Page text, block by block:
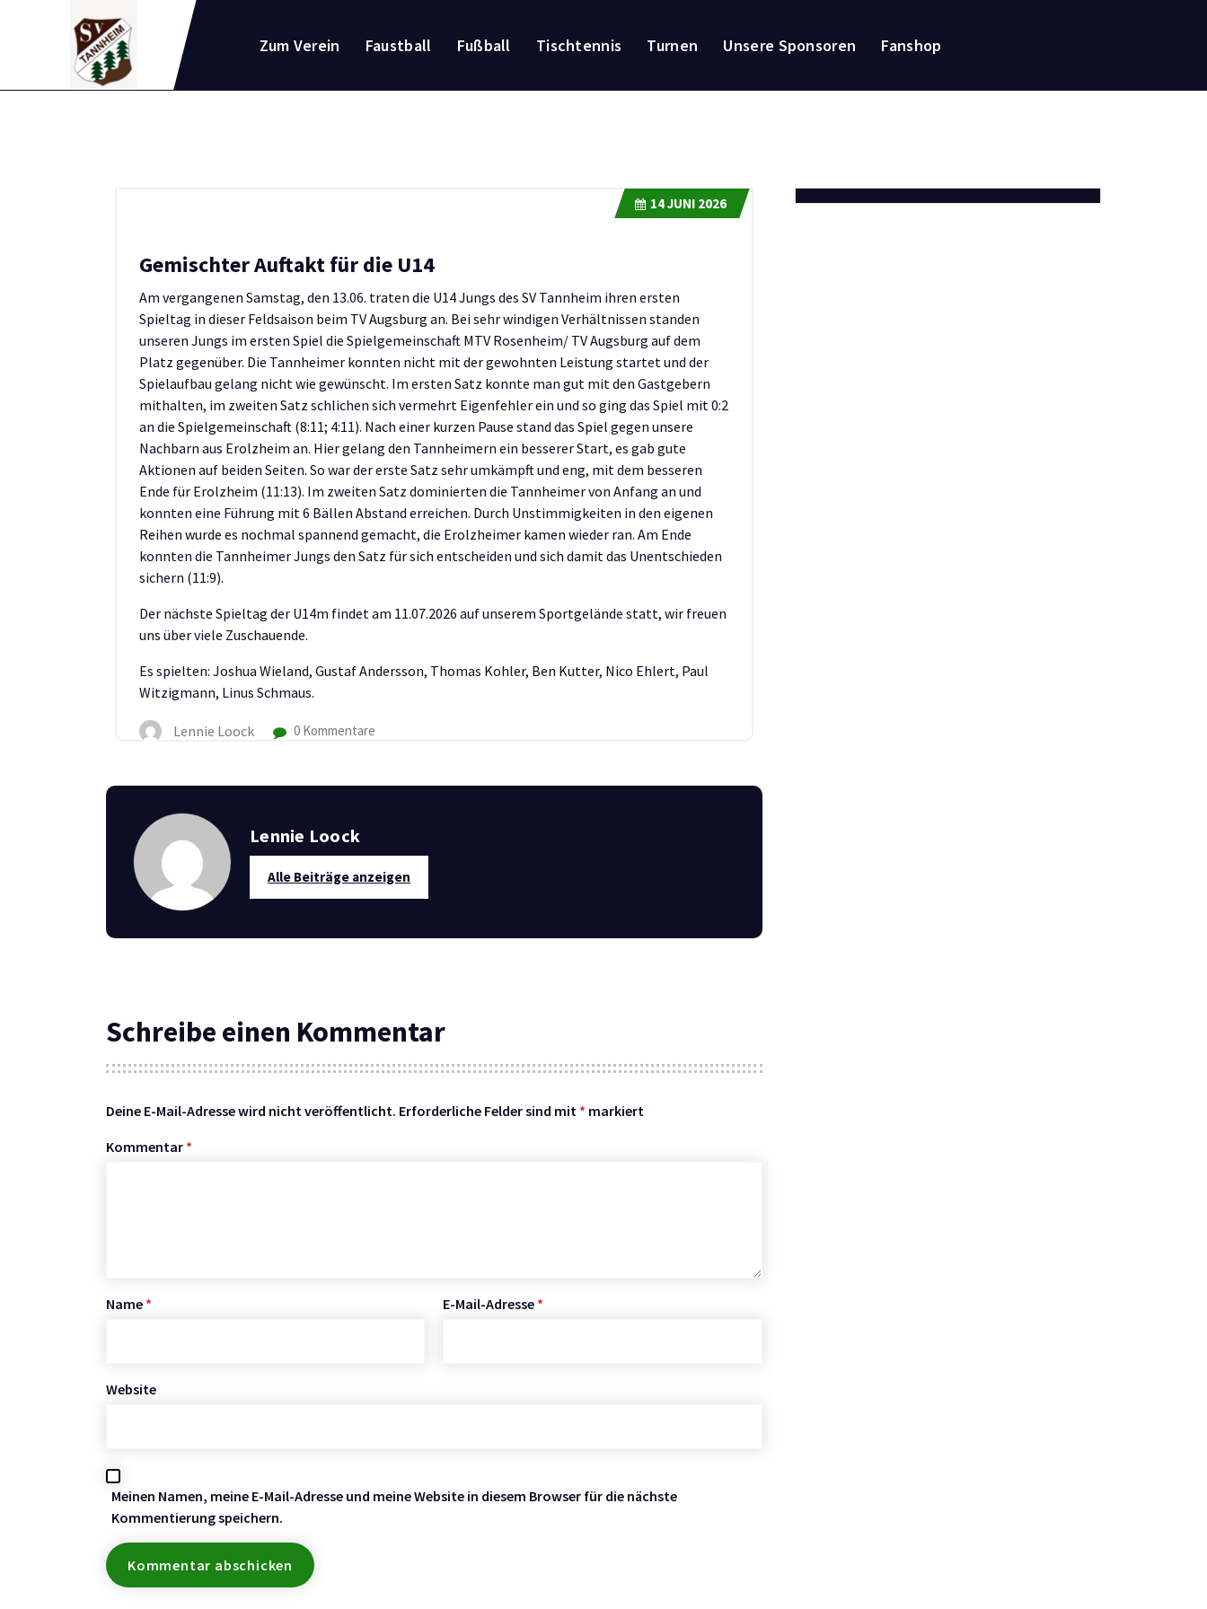
Zum Verein Faustball Fußball Tischtennis Turnen Unsere Sponsoren Fanshop
Gemischter Auftakt für die U14
Am vergangenen Samstag, den 13.06. traten die U14 Jungs des SV Tannheim ihren ersten
Spieltag in dieser Feldsaison beim TV Augsburg an. Bei sehr windigen Verhältnissen standen
unseren Jungs im ersten Spiel die Spielgemeinschaft MTV Rosenheim/ TV Augsburg auf dem
Platz gegenüber. Die Tannheimer konnten nicht mit der gewohnten Leistung startet und der
Spielaufbau gelang nicht wie gewünscht. Im ersten Satz konnte man gut mit den Gastgebern
mithalten, im zweiten Satz schlichen sich vermehrt Eigenfehler ein und so ging das Spiel mit 0:2
an die Spielgemeinschaft (8:11; 4:11). Nach einer kurzen Pause stand das Spiel gegen unsere
Nachbarn aus Erolzheim an. Hier gelang den Tannheimern ein besserer Start, es gab gute
Aktionen auf beiden Seiten. So war der erste Satz sehr umkämpft und eng, mit dem besseren
Ende für Erolzheim (11:13). Im zweiten Satz dominierten die Tannheimer von Anfang an und
konnten eine Führung mit 6 Bällen Abstand erreichen. Durch Unstimmigkeiten in den eigenen
Reihen wurde es nochmal spannend gemacht, die Erolzheimer kamen wieder ran. Am Ende
konnten die Tannheimer Jungs den Satz für sich entscheiden und sich damit das Unentschieden
sichern (11:9).
Der nächste Spieltag der U14m findet am 11.07.2026 auf unserem Sportgelände statt, wir freuen
uns über viele Zuschauende.
Es spielten: Joshua Wieland, Gustaf Andersson, Thomas Kohler, Ben Kutter, Nico Ehlert, Paul
Witzigmann, Linus Schmaus.
14JUNI 2026
Lennie Loock 0 Kommentare
Lennie Loock
Alle Beiträge anzeigen
Schreibe einen Kommentar
Deine E-Mail-Adresse wird nicht veröffentlicht. Erforderliche Felder sind mit * markiert
Kommentar *
Name * E-Mail-Adresse *
Website
Meinen Namen, meine E-Mail-Adresse und meine Website in diesem Browser für die nächste
Kommentierung speichern.